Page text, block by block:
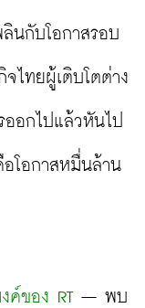
นกับโอกาสรอบ
ไทยผู้เติบโตต่าง
อกไปแล้วหันไป
โอกาสหมื่นล้าน
ค์ของ RT – พบ